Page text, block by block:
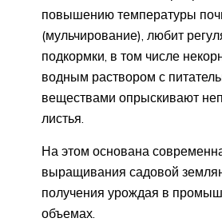
повышению температуры
(мульчирование), любит
подкормки, в том числе
водным раствором с
веществами опрыскивают
листья.
На этом основана
выращивания садовой
получения урождая в
объемах.